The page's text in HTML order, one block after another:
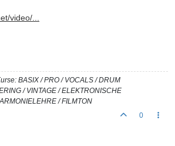
video/...
BASIX / PRO / VOCALS / DRUM
/ VINTAGE / ELEKTRONISCHE
/ FILMTON
0